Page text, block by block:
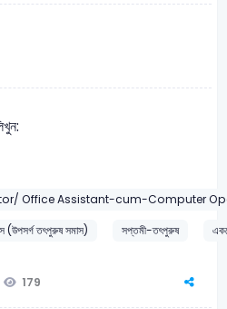
Office Assistant-cum-Computer
(উপসর্গ তৎপুরুষ সমাস) সপ্তমী-তৎপুরুষ
179